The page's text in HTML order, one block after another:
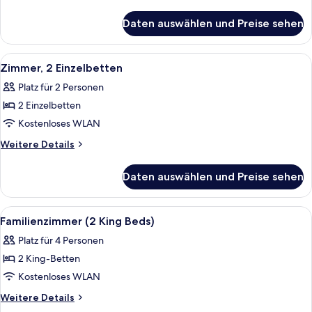
1 King-
Bett
Daten auswählen und Preise sehen
Alle
Fotos
für
Zimmer,
2 Einzelbetten
anzeigen
Ein Hotelzimmer mit einem Bett,
5
Zimmer, 2 Einzelbetten
Platz für 2 Personen
2 Einzelbetten
Kostenloses WLAN
Weitere Details
Weitere
2 Einzelbetten
Daten auswählen und Preise sehen
Alle
Fotos
für
Familienzimmer
(2
King
Allergikerbettwaren, Minibar,
6
Familienzimmer (2 King Beds)
Platz für 4 Personen
2 King-Betten
Kostenloses WLAN
Weitere Details
Weitere